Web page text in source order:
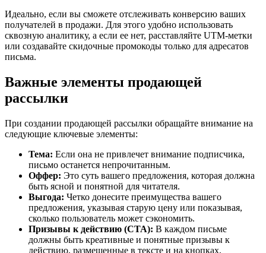
Идеально, если вы сможете отслеживать конверсию ваших
получателей в продажи. Для этого удобно использовать
сквозную аналитику, а если ее нет, расставляйте UTM-метки
или создавайте скидочные промокоды только для адресатов
письма.
Важные элементы продающей
рассылки
При создании продающей рассылки обращайте внимание на
следующие ключевые элементы:
Тема: Если она не привлечет внимание подписчика,
письмо останется непрочитанным.
Оффер: Это суть вашего предложения, которая должна
быть ясной и понятной для читателя.
Выгода: Четко донесите преимущества вашего
предложения, указывая старую цену или показывая,
сколько пользователь может сэкономить.
Призывы к действию (CTA): В каждом письме
должны быть креативные и понятные призывы к
действию, размещенные в тексте и на кнопках.